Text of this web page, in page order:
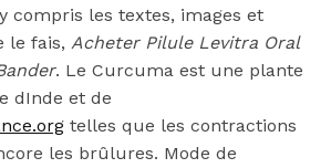
compris les textes, images et
le fais, Acheter Pilule Levitra Oral
. Le Curcuma est une plante
dInde et de
telles que les contractions
les brûlures. Mode de